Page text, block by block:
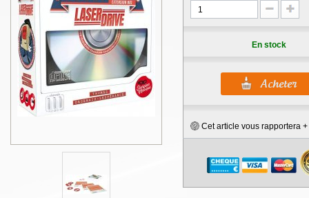
En stock
Cet article vous rapportera +